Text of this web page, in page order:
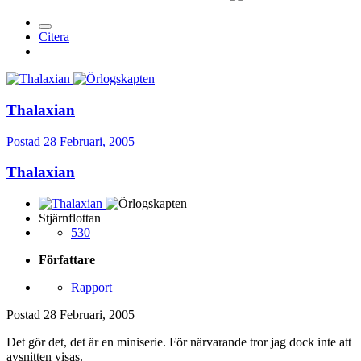
Citera
Thalaxian
Postad 28 Februari, 2005
Thalaxian
Stjärnflottan
530
Författare
Rapport
Postad 28 Februari, 2005
Det gör det, det är en miniserie. För närvarande tror jag dock inte att
avsnitten visas.